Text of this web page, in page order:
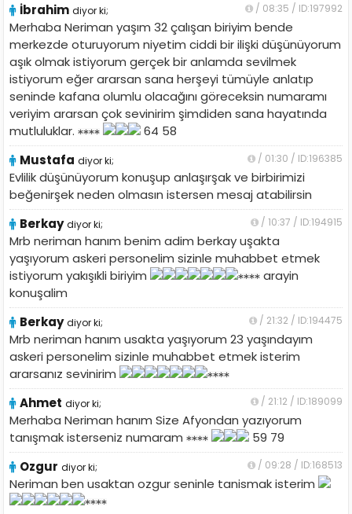
İbrahim diyor ki; / 08:35 / ID:197992
Merhaba Neriman yaşım 32 çalışan biriyim bende
merkezde oturuyorum niyetim ciddi bir ilişki düşünüyorum
aşık olmak istiyorum gerçek bir anlamda sevilmek
istiyorum eğer ararsan sana herşeyi tümüyle anlatıp
seninde kafana olumlu olacağını göreceksin numaramı
veriyim ararsan çok sevinirim şimdiden sana hayatında
mutluluklar.
64 58
Mustafa diyor ki; / 01:30 / ID:196385
Evlilik düşünüyorum konuşup anlaşırşak ve birbirimizi
beğenirşek neden olmasın istersen mesaj atabilirsin
Berkay diyor ki; / 10:37 / ID:194915
Mrb neriman hanım benim adim berkay uşakta
yaşıyorum askeri personelim sizinle muhabbet etmek
istiyorum yakışıkli biriyim
arayin
konuşalim
Berkay diyor ki; / 21:32 / ID:194475
Mrb neriman hanım usakta yaşıyorum 23 yaşındayım
askeri personelim sizinle muhabbet etmek isterim
ararsanız sevinirim
Ahmet diyor ki; / 21:12 / ID:189099
Merhaba Neriman hanım Size Afyondan yazıyorum
tanışmak isterseniz numaram
59 79
Ozgur diyor ki; / 09:28 / ID:168513
Neriman ben usaktan ozgur seninle tanismak isterim